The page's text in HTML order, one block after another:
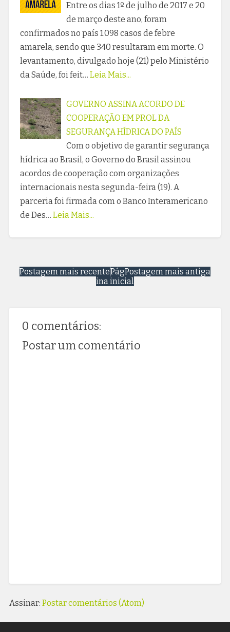
Entre os dias 1º de julho de 2017 e 20
de março deste ano, foram
confirmados no país 1.098 casos de febre
amarela, sendo que 340 resultaram em morte. O
levantamento, divulgado hoje (21) pelo Ministério
da Saúde, foi feit… Leia Mais...
GOVERNO ASSINA ACORDO DE
COOPERAÇÃO EM PROL DA
SEGURANÇA HÍDRICA DO PAÍS
Com o objetivo de garantir segurança
hídrica ao Brasil, o Governo do Brasil assinou
acordos de cooperação com organizações
internacionais nesta segunda-feira (19). A
parceria foi firmada com o Banco Interamericano
de Des… Leia Mais...
Postagem mais recente Postagem mais antiga
Pág
ina inicial
0 comentários:
Postar um comentário
Assinar: Postar comentários (Atom)